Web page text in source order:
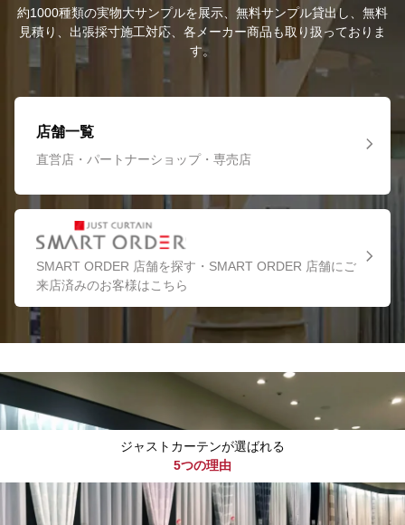
約1000種類の実物大サンプルを展示、無料サンプル貸出し、無料
見積り、出張採寸施工対応、各メーカー商品も取り扱っておりま
す。
店舗一覧
直営店・パートナーショップ・専売店
SMART ORDER 店舗を探す・SMART ORDER 店舗にご
来店済みのお客様はこちら
ジャストカーテンが選ばれる
5つの理由